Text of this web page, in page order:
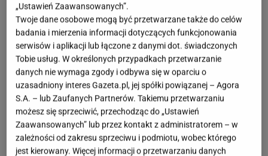
„Ustawień Zaawansowanych”.
Twoje dane osobowe mogą być przetwarzane także do celów
badania i mierzenia informacji dotyczących funkcjonowania
serwisów i aplikacji lub łączone z danymi dot. świadczonych
Tobie usług. W określonych przypadkach przetwarzanie
danych nie wymaga zgody i odbywa się w oparciu o
uzasadniony interes Gazeta.pl, jej spółki powiązanej – Agora
S.A. – lub Zaufanych Partnerów. Takiemu przetwarzaniu
możesz się sprzeciwić, przechodząc do „Ustawień
Zaawansowanych” lub przez kontakt z administratorem – w
zależności od zakresu sprzeciwu i podmiotu, wobec którego
jest kierowany. Więcej informacji o przetwarzaniu danych